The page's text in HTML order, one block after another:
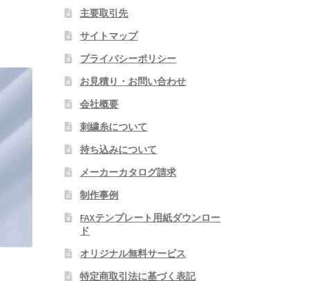
主要取引先
サイトマップ
プライバシーポリシー
お見積り・お問い合わせ
会社概要
刺繍糸について
持ち込みについて
メーカーカタログ請求
制作事例
FAXテンプレート用紙ダウンロー
ド
オリジナル無料サービス
特定商取引法に基づく表記